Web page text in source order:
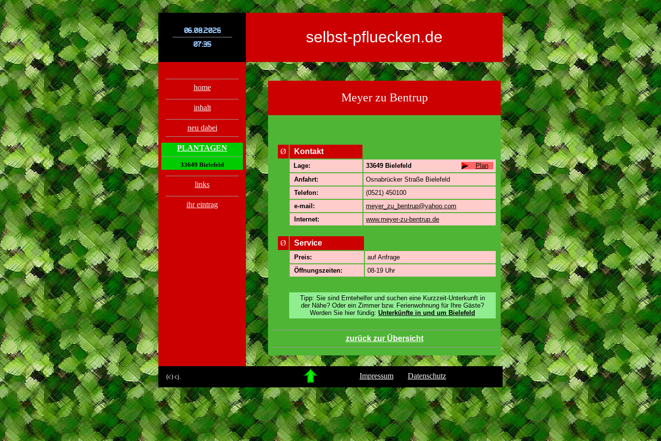
.
selbst-pfluecken.de
home
inhalt
neu dabei
PLANTAGEN
33649 Bielefeld
links
ihr eintrag
Meyer zu Bentrup
.
Ø
Kontakt
Lage: 33649 Bielefeld
Plan
Anfahrt:
Osnabrücker Straße Bielefeld
Telefon:
(0521) 450100
e-mail:
meyer_zu_bentrup@yahoo.com
Internet:
www.meyer-zu-bentrup.de
Ø Service
Preis:
auf Anfrage
Öffnungszeiten:
08-19 Uhr
Tipp: Sie sind Erntehelfer und suchen eine Kurzzeit-Unterkunft in
der Nähe? Oder ein Zimmer bzw. Ferienwohnung für Ihre Gäste?
Werden Sie hier fündig: Unterkünfte in und um Bielefeld
zurück zur Übersicht
.
(c) cj. Impressum Datenschutz